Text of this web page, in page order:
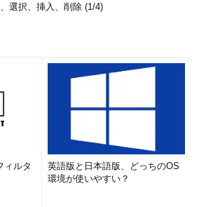
選択、挿入、削除 (1/4)
ィルタ
英語版と日本語版、どっちのOS
環境が使いやすい？